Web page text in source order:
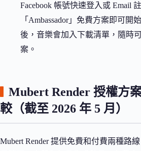
Facebook 帳號快速登入或 Email
「Ambassador」免費方案即可開
後，音樂會加入下載清單，隨時
案。
Mubert Render 授權方
較（截至 2026 年 5 月）
Mubert Render 提供免費和付費兩種路